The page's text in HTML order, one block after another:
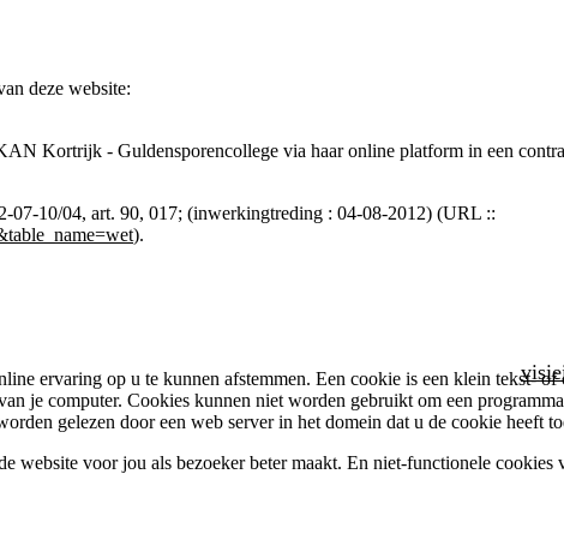
visie
deze website:
Kortrijk - Guldensporencollege via haar online platform in een
07-10/04, art. 90, 017; (inwerkingtreding : 04-08-2012) (URL ::
).
ervaring op u te kunnen afstemmen. Een cookie is een klein tekst- of
je computer. Cookies kunnen niet worden gebruikt om een
gelezen door een web server in het domein dat u de cookie heeft
voor jou als bezoeker beter maakt. En niet-functionele cookies